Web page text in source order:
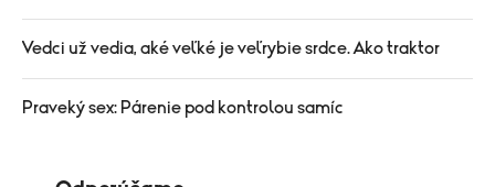
Vedci už vedia, aké veľké je veľrybie srdce. Ako traktor
Praveký sex: Párenie pod kontrolou samíc